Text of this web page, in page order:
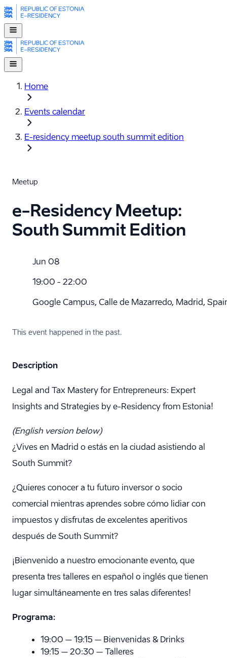
Home
Events calendar
E-⁠residency meetup south summit edition
Meetup
e-Residency Meetup:
South Summit Edition
Jun 08
19:00 - 22:00
Google Campus, Calle de Mazarredo, Madrid,
This event happened in the past.
Description
Legal and Tax Mastery for Entrepreneurs: Expert
Insights and Strategies by e-Residency from Estonia!
(English version below)
¿Vives en Madrid o estás en la ciudad asistiendo al
South Summit?
¿Quieres conocer a tu futuro inversor o socio
comercial mientras aprendes sobre cómo lidiar con
impuestos y disfrutas de excelentes aperitivos
después de South Summit?
¡Bienvenido a nuestro emocionante evento, que
presenta tres talleres en español o inglés que tienen
lugar simultáneamente en tres salas diferentes!
Programa:
19:00 – 19:15 – Bienvenidas & Drinks
19:15 – 20:30 – Talleres